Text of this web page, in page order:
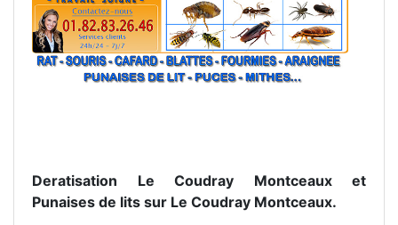
Deratisation Le Coudray Montceaux et
Punaises de lits sur Le Coudray Montceaux.